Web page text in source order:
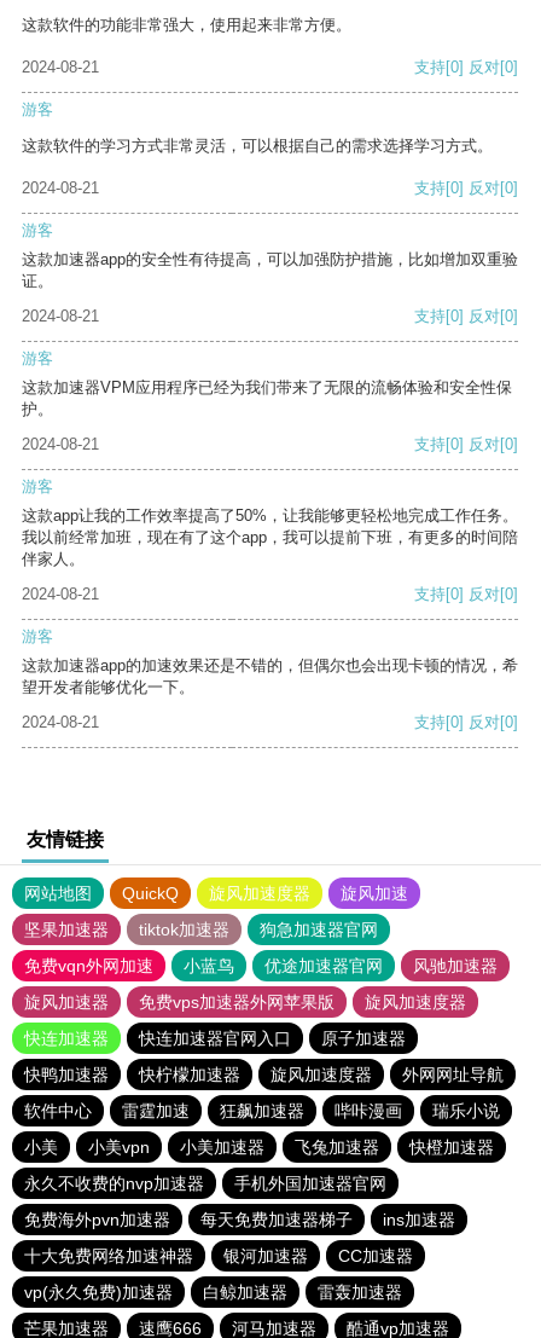
这款软件的功能非常强大，使用起来非常方便。
2024-08-21 支持[0] 反对[0]
游客
这款软件的学习方式非常灵活，可以根据自己的需求选择学习方式。
2024-08-21 支持[0] 反对[0]
游客
这款加速器app的安全性有待提高，可以加强防护措施，比如增加双重验
证。
2024-08-21
支持[0] 反对[0]
游客
这款加速器VPM应用程序已经为我们带来了无限的流畅体验和安全性保
护。
2024-08-21
支持[0] 反对[0]
游客
这款app让我的工作效率提高了50%，让我能够更轻松地完成工作任务。
我以前经常加班，现在有了这个app，我可以提前下班，有更多的时间陪
伴家人。
2024-08-21
支持[0] 反对[0]
游客
这款加速器app的加速效果还是不错的，但偶尔也会出现卡顿的情况，希
望开发者能够优化一下。
2024-08-21
支持[0] 反对[0]
友情链接
网站地图 QuickQ 旋风加速度器
旋风加速
坚果加速器
tiktok加速器
狗急加速器官网
免费vqn外网加速
小蓝鸟 优途加速器官网
风驰加速器
旋风加速器
免费vps加速器外网苹果版
旋风加速度器
快连加速器
快连加速器官网入口
原子加速器
快鸭加速器
快柠檬加速器 旋风加速度器
外网网址导航
软件中心
雷霆加速 狂飙加速器 哔咔漫画
瑞乐小说
小美
小美vpn 小美加速器 飞兔加速器
快橙加速器
永久不收费的nvp加速器
手机外国加速器官网
免费海外pvn加速器
每天免费加速器梯子
ins加速器
十大免费网络加速神器
银河加速器
CC加速器
vp(永久免费)加速器
白鲸加速器
雷轰加速器
芒果加速器
速鹰666 河马加速器 酷通vp加速器